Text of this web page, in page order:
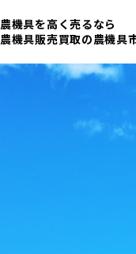
農機具を高く売るなら
農機具販売買取の農機具